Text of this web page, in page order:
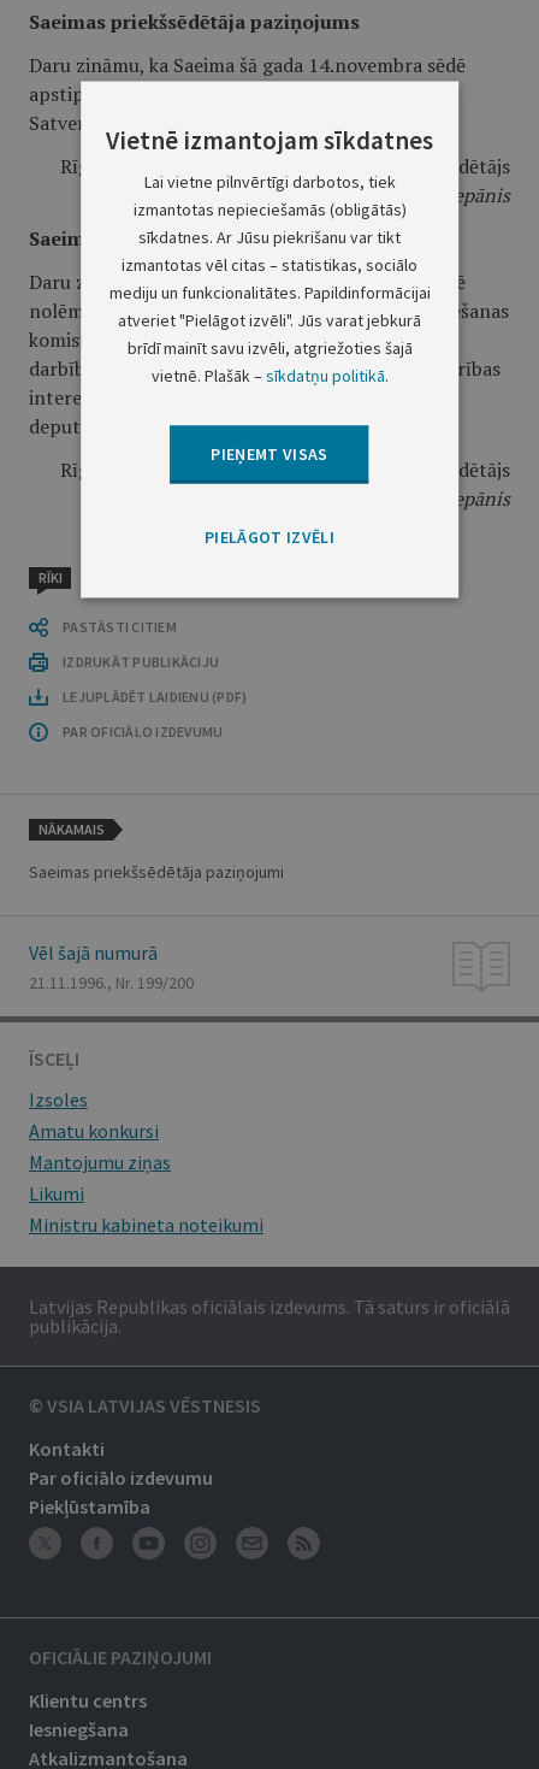
Saeimas priekšsēdētāja paziņojums
Daru zināmu, ka Saeima šā gada 14.novembra sēdē
apstiprinājusi Andreju Lepsi un Ilzi Skutāni par
Satversmes tiesas tiesnešiem.
Rīgā 1996.gada 14.novembrī Saeimas priekšsēdētājs
A.Čepānis
Saeimas priekšsēdētāja paziņojums
Daru zināmu, ka Saeima šā gada 14.novembra sēdē
nolēmusi izveidot Saeimas parlamentārās izmeklēšanas
komisiju Nacionālās radio un televīzijas padomes
darbības likumības un atbilstības valsts un sabiedrības
interesēm izvērtēšanai, ievēlot tajā pa vienam
deputātam no katras frakcijas.
Rīgā 1996.gada 14.novembrī Saeimas priekšsēdētājs
A.Čepānis
RĪKI
PASTĀSTI CITIEM
IZDRUKĀT PUBLIKĀCIJU
LEJUPLĀDĒT LAIDIENU (PDF)
PAR OFICIĀLO IZDEVUMU
NĀKAMAIS
Saeimas priekšsēdētāja paziņojumi
Vēl šajā numurā
21.11.1996., Nr. 199/200
ĪSCEĻI
Izsoles
Amatu konkursi
Mantojumu ziņas
Likumi
Ministru kabineta noteikumi
Latvijas Republikas oficiālais izdevums. Tā saturs ir oficiālā
publikācija.
© VSIA LATVIJAS VĒSTNESIS
Kontakti
Par oficiālo izdevumu
Piekļūstamība
OFICIĀLIE PAZIŅOJUMI
Klientu centrs
Iesniegšana
Atkalizmantošana
Vietnē izmantojam sīkdatnes
Lai vietne pilnvērtīgi darbotos, tiek
izmantotas nepieciešamās (obligātās)
sīkdatnes. Ar Jūsu piekrišanu var tikt
izmantotas vēl citas – statistikas, sociālo
mediju un funkcionalitātes. Papildinformācijai
atveriet "Pielāgot izvēli". Jūs varat jebkurā
brīdī mainīt savu izvēli, atgriežoties šajā
vietnē. Plašāk –sīkdatņu politikā.
PIEŅEMT VISAS
PIELĀGOT IZVĒLI